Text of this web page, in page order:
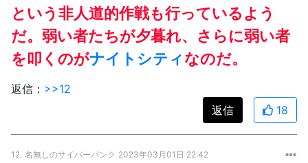
という非人道的作戦も行っているよう
だ。弱い者たちが夕暮れ、さらに弱い者
を叩くのがナイトシティなのだ。
返信： >>12
返信
18
12. 名無しのサイバーパンク 2023年03月01日 22:42